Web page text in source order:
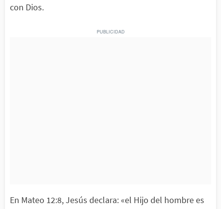
con Dios.
En Mateo 12:8, Jesús declara: «el Hijo del hombre es